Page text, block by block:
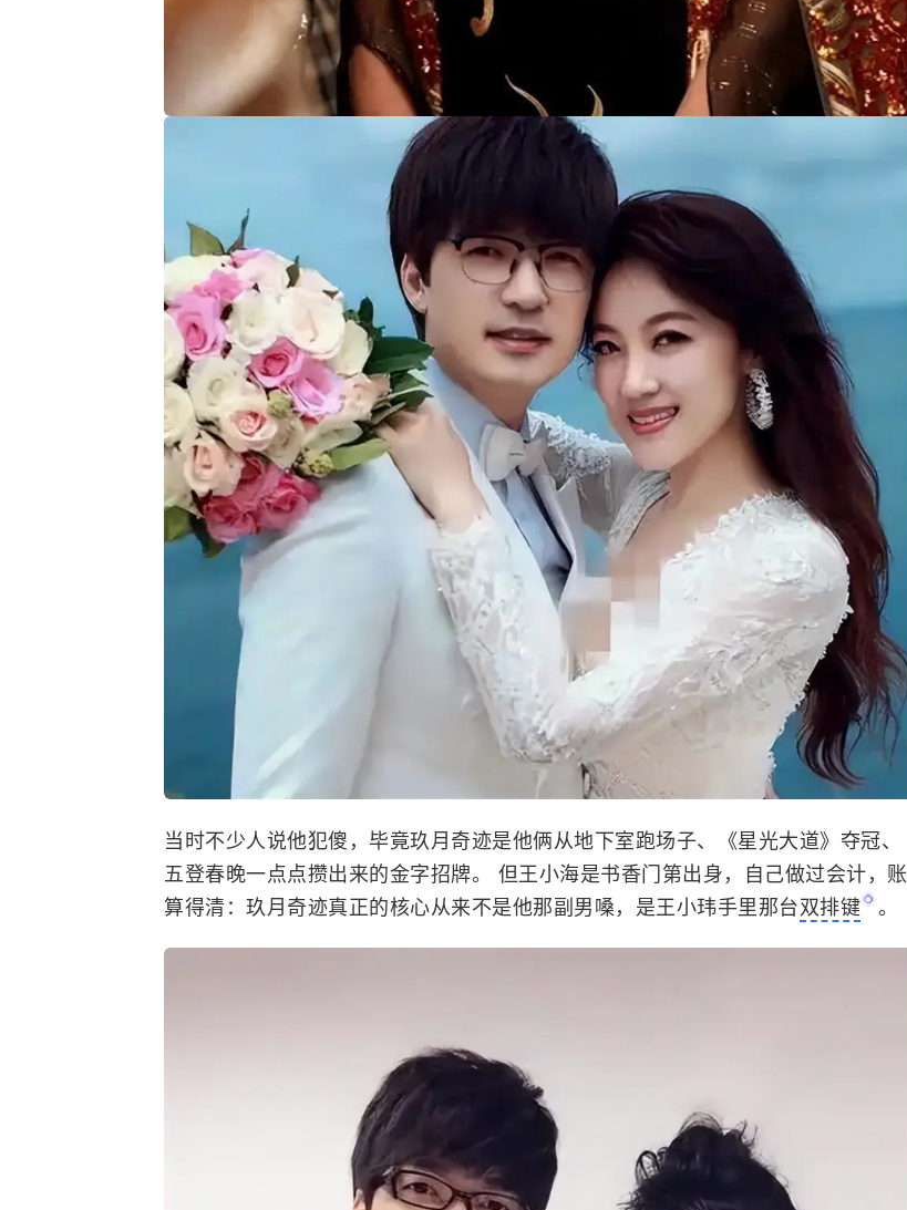
当时不少人说他犯傻，毕竟玖月奇迹是他俩从地下室跑场子、《星光大道》夺冠、
五登春晚一点点攒出来的金字招牌。 但王小海是书香门第出身，自己做过会计，账
算得清：玖月奇迹真正的核心从来不是他那副男嗓，是王小玮手里那台双排键 。